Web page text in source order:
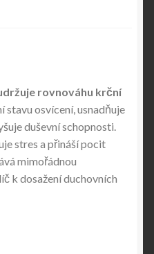
rovnováhu krční
stavu osvícení, usnadňuje
duševní schopnosti.
stres a přináší pocit
mimořádnou
k dosažení duchovních